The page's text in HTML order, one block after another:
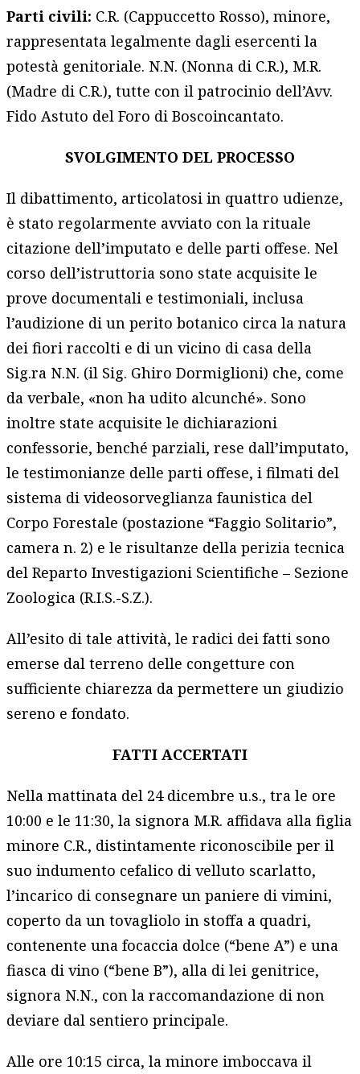
Parti civili: C.R. (Cappuccetto Rosso), minore,
rappresentata legalmente dagli esercenti la
potestà genitoriale. N.N. (Nonna di C.R.), M.R.
(Madre di C.R.), tutte con il patrocinio dell’Avv.
Fido Astuto del Foro di Boscoincantato.
SVOLGIMENTO DEL PROCESSO
Il dibattimento, articolatosi in quattro udienze,
è stato regolarmente avviato con la rituale
citazione dell’imputato e delle parti offese. Nel
corso dell’istruttoria sono state acquisite le
prove documentali e testimoniali, inclusa
l’audizione di un perito botanico circa la natura
dei fiori raccolti e di un vicino di casa della
Sig.ra N.N. (il Sig. Ghiro Dormiglioni) che, come
da verbale, «non ha udito alcunché». Sono
inoltre state acquisite le dichiarazioni
confessorie, benché parziali, rese dall’imputato,
le testimonianze delle parti offese, i filmati del
sistema di videosorveglianza faunistica del
Corpo Forestale (postazione “Faggio Solitario”,
camera n. 2) e le risultanze della perizia tecnica
del Reparto Investigazioni Scientifiche – Sezione
Zoologica (R.I.S.-S.Z.).
All’esito di tale attività, le radici dei fatti sono
emerse dal terreno delle congetture con
sufficiente chiarezza da permettere un giudizio
sereno e fondato.
FATTI ACCERTATI
Nella mattinata del 24 dicembre u.s., tra le ore
10:00 e le 11:30, la signora M.R. affidava alla figlia
minore C.R., distintamente riconoscibile per il
suo indumento cefalico di velluto scarlatto,
l’incarico di consegnare un paniere di vimini,
coperto da un tovagliolo in stoffa a quadri,
contenente una focaccia dolce (“bene A”) e una
fiasca di vino (“bene B”), alla di lei genitrice,
signora N.N., con la raccomandazione di non
deviare dal sentiero principale.
Alle ore 10:15 circa, la minore imboccava il